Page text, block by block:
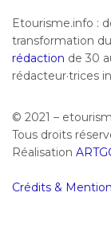
Etourisme.info :
transformation
rédaction de 30
rédacteur·trices
© 2021 –
Tous droits
Réalisation
Crédits &